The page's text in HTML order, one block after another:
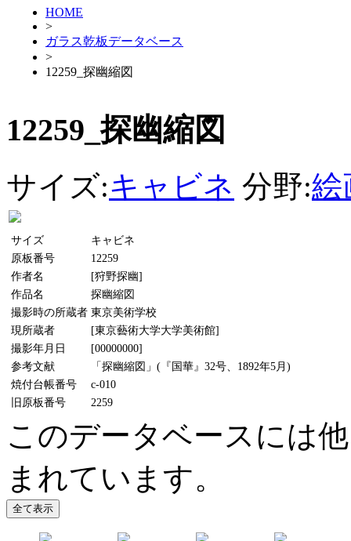
HOME
>
ガラス乾板データベース
>
12259_探幽縮図
12259_探幽縮図
サイズ:キャビネ 分野:絵
サイズ
キャビネ
原板番号
12259
作者名
[狩野探幽]
作品名
探幽縮図
撮影時の所蔵者 東京美術学校
現所蔵者
[東京藝術大学大学美術館]
撮影年月日
[00000000]
参考文献
「探幽縮図」(『国華』32号、1892年5月)
焼付台帳番号
c-010
旧原板番号
2259
このデータベースには
まれています。